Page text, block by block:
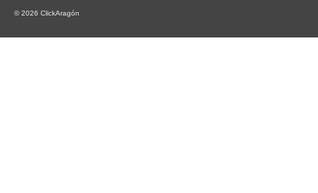
© 2026 ClickAragón